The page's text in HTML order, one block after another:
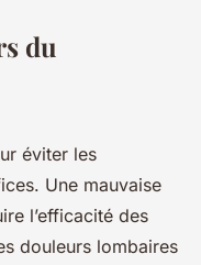
du
éviter les
Une mauvaise
l’efficacité des
douleurs lombaires